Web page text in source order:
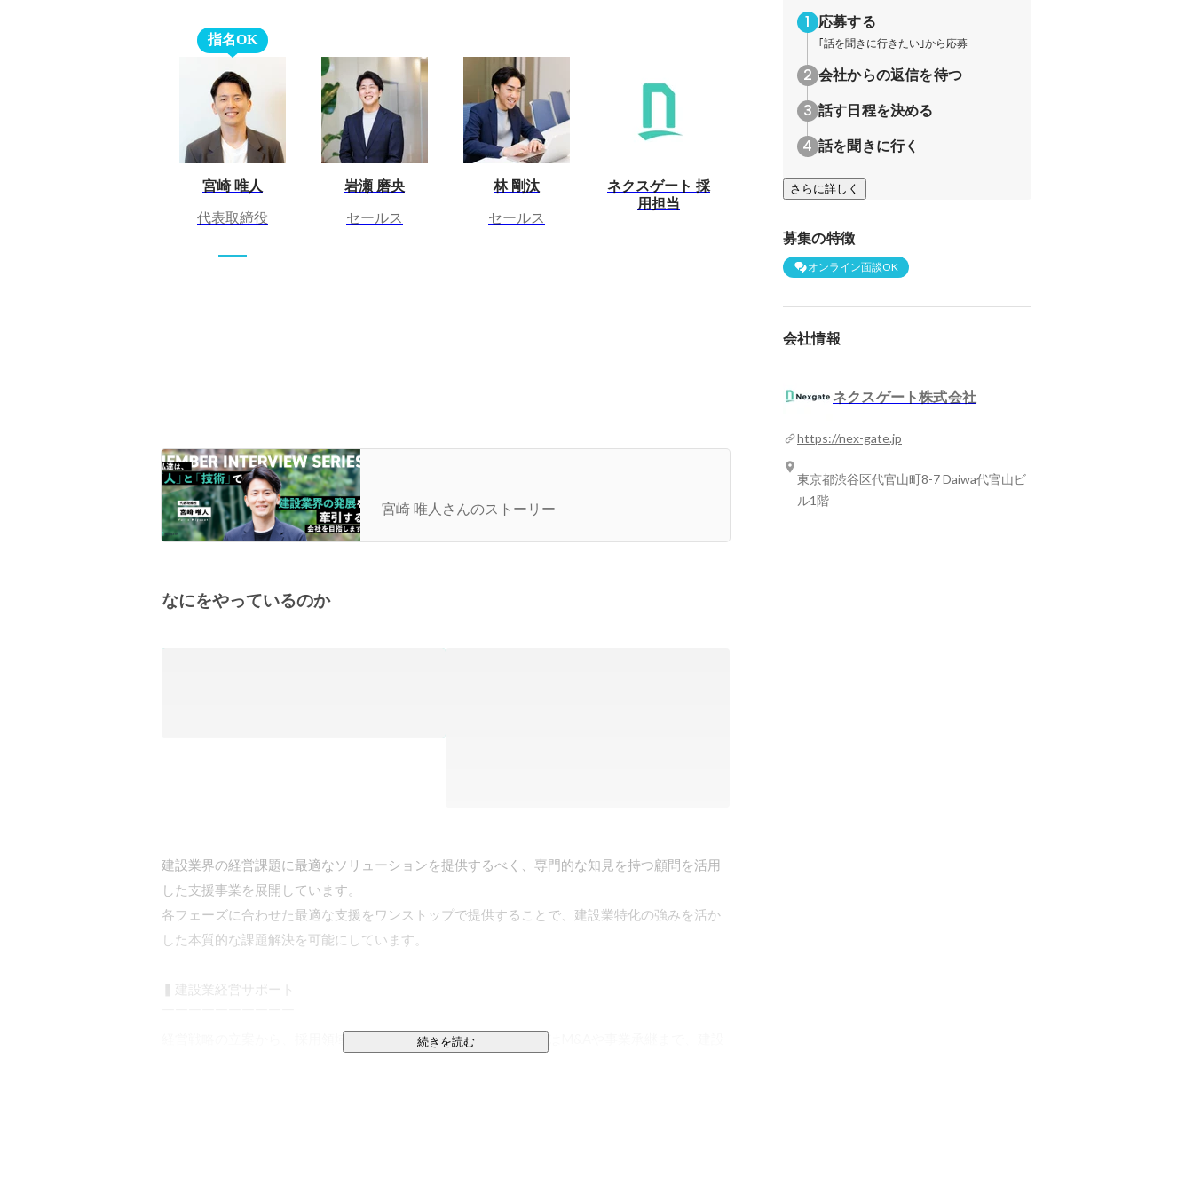
指名OK
宮崎 唯人
代表取締役
岩瀬 磨央
セールス
林 剛汰
セールス
ネクスゲート 採
用担当
もが「ものづくり」に心躍らせる未来へ。AI時代
にこそ、建設業界は世界の主役に返り咲く。
宮崎 唯人さんのストーリー
なにをやっているのか
建設業界の経営課題に最適なソリューションを提供するべく、専門的な知見を持つ顧問を活用
した支援事業を展開しています。
各フェーズに合わせた最適な支援をワンストップで提供することで、建設業特化の強みを活か
した本質的な課題解決を可能にしています。
▍建設業経営サポート
経営戦略の立案から、採用領域の強化、財務・資金調達、さらにはM&Aや事業承継まで、建設
続きを読む
応募する
｢話を聞きに行きたい｣から応募
会社からの返信を待つ
話す日程を決める
話を聞きに行く
さらに詳しく
募集の特徴
オンライン面談OK
会社情報
ネクスゲート株式会社
https://nex-gate.jp
東京都渋谷区代官山町8-7 Daiwa代官山ビ
ル1階